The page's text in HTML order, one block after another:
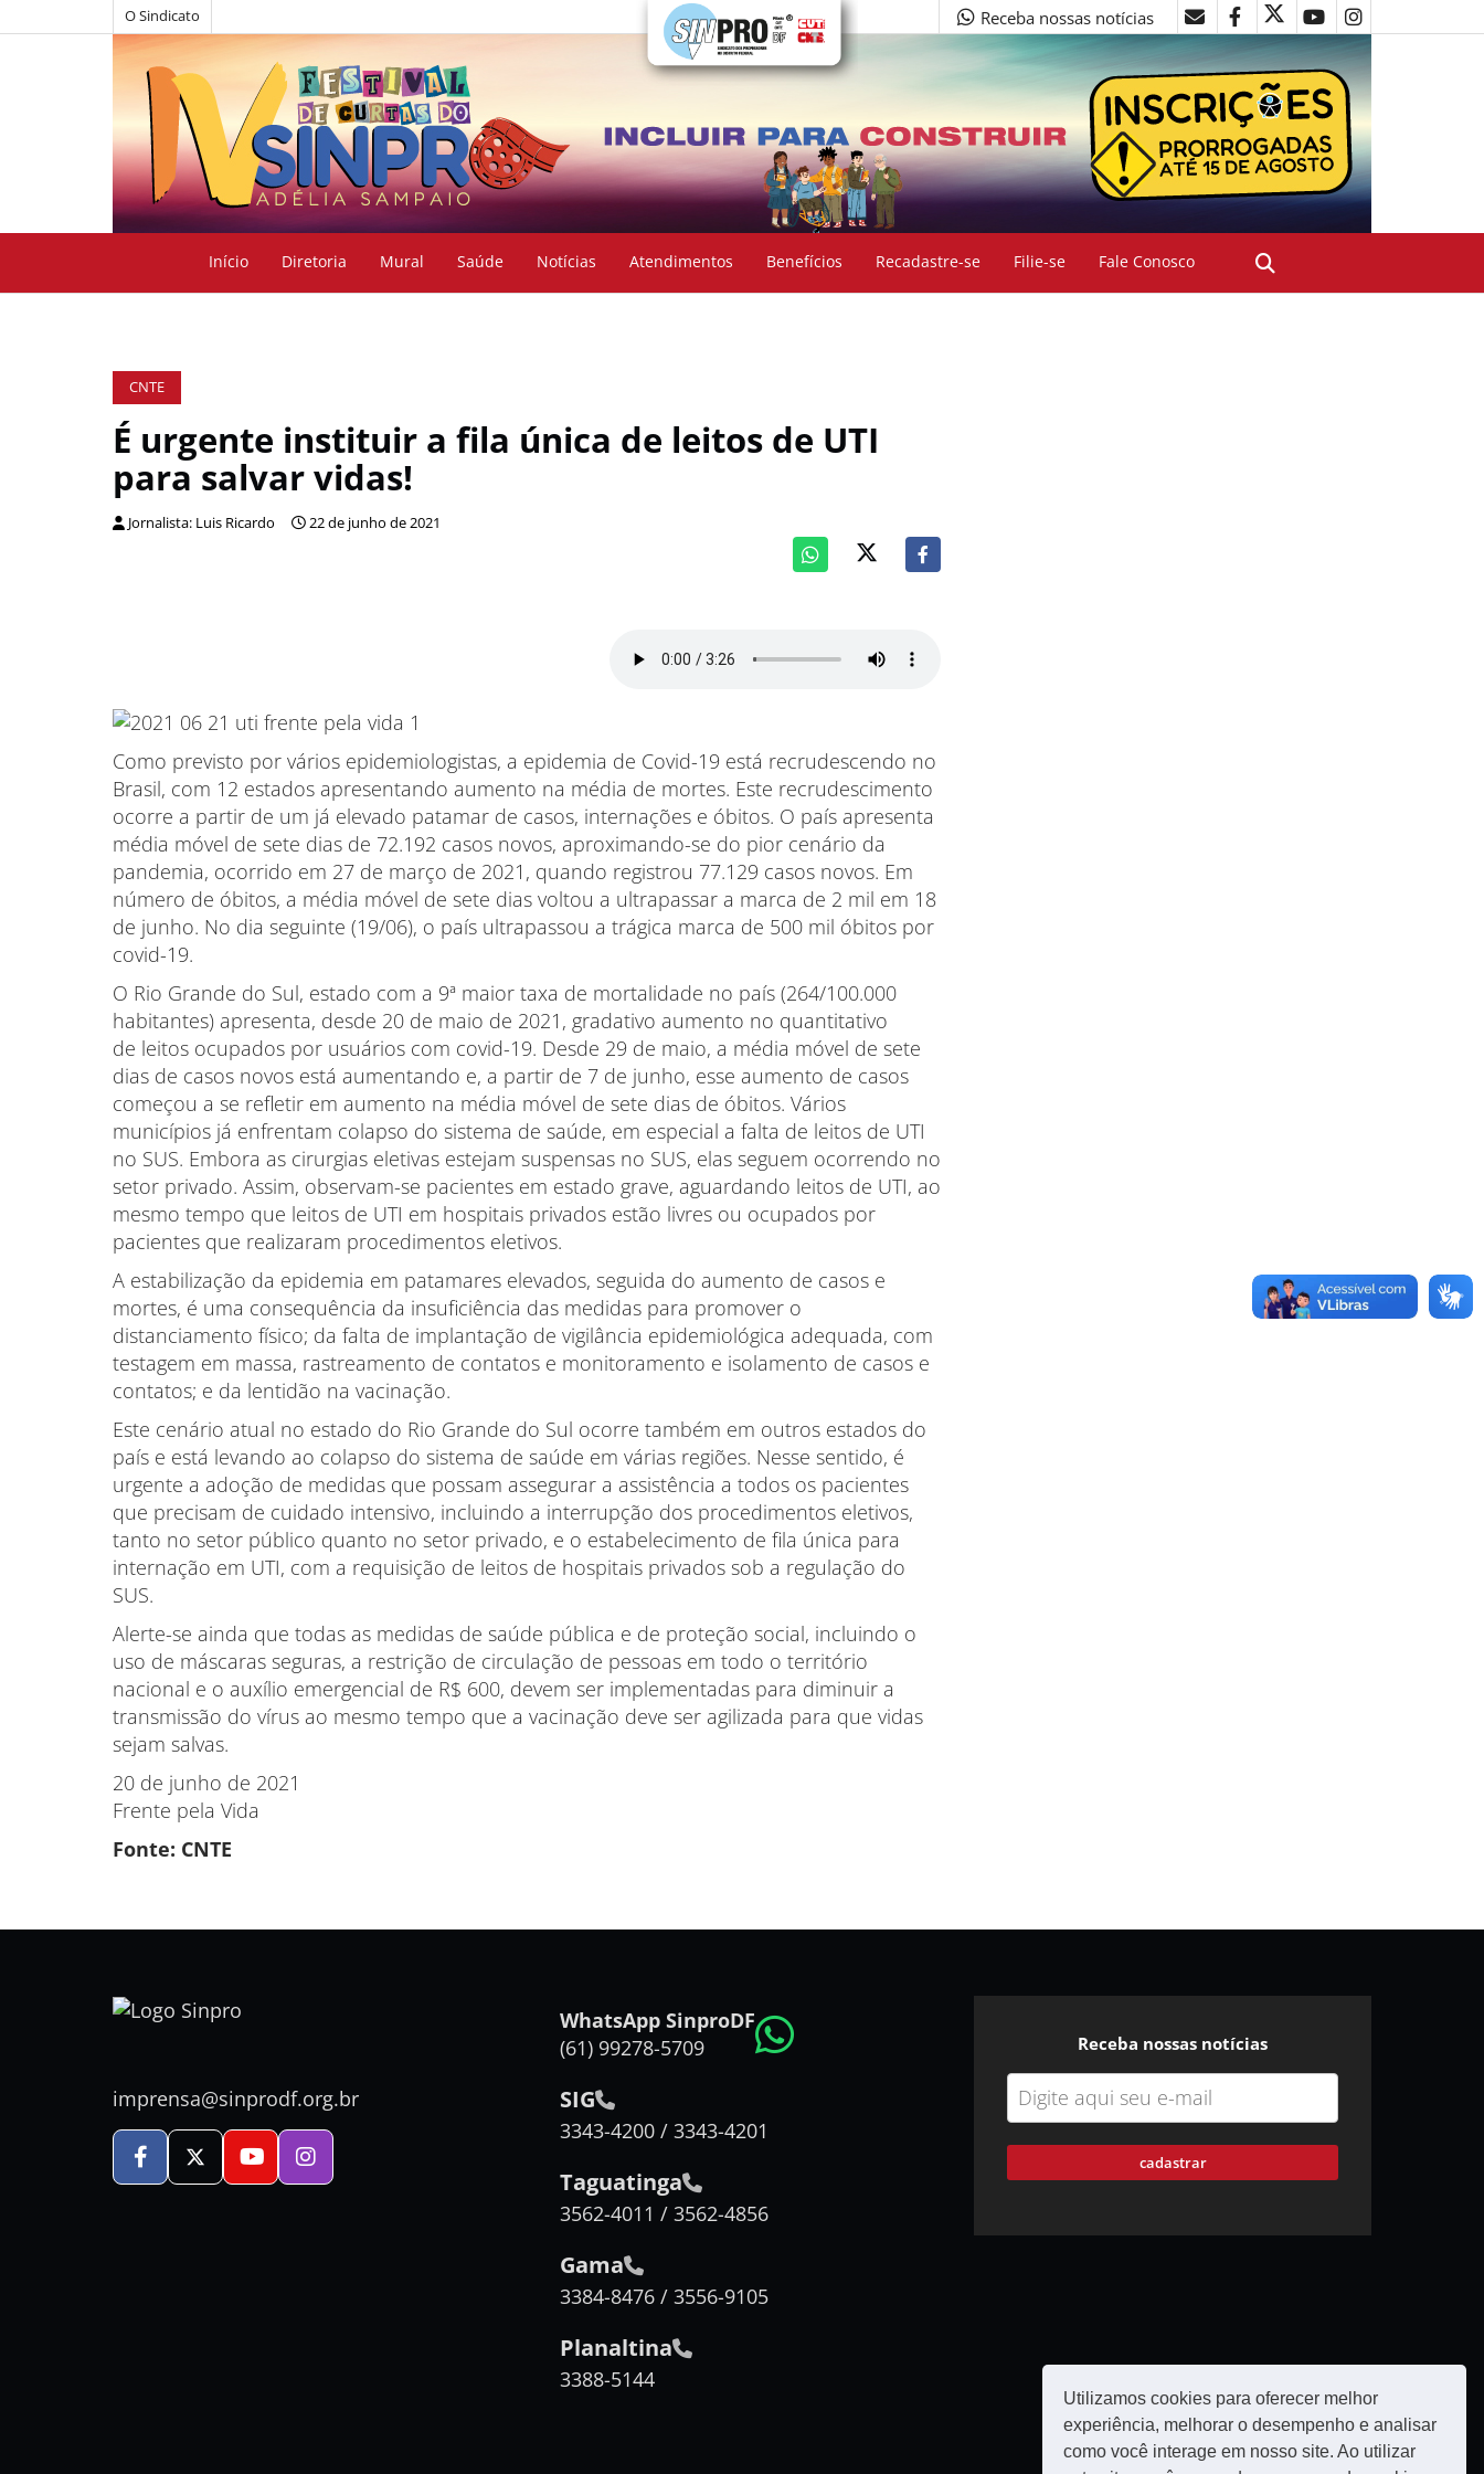
Utilizamos cookies para oferecer melhor
experiência, melhorar o desempenho e analisar
como você interage em nosso site. Ao utilizar
O Sindicato Receba nossas notícias
Início Diretoria Mural Saúde Notícias Atendimentos Benefícios Recadastre-se Filie-se Fale Conosco
CNTE
É urgente instituir a fila única de leitos de UTI
para salvar vidas!
Jornalista: Luis Ricardo 22 de junho de 2021
Como previsto por vários epidemiologistas, a epidemia de Covid-19 está recrudescendo no
Brasil, com 12 estados apresentando aumento na média de mortes. Este recrudescimento
ocorre a partir de um já elevado patamar de casos, internações e óbitos. O país apresenta
média móvel de sete dias de 72.192 casos novos, aproximando-se do pior cenário da
pandemia, ocorrido em 27 de março de 2021, quando registrou 77.129 casos novos. Em
número de óbitos, a média móvel de sete dias voltou a ultrapassar a marca de 2 mil em 18
de junho. No dia seguinte (19/06), o país ultrapassou a trágica marca de 500 mil óbitos por
covid-19.
O Rio Grande do Sul, estado com a 9ª maior taxa de mortalidade no país (264/100.000
habitantes) apresenta, desde 20 de maio de 2021, gradativo aumento no quantitativo
de leitos ocupados por usuários com covid-19. Desde 29 de maio, a média móvel de sete
dias de casos novos está aumentando e, a partir de 7 de junho, esse aumento de casos
começou a se refletir em aumento na média móvel de sete dias de óbitos. Vários
municípios já enfrentam colapso do sistema de saúde, em especial a falta de leitos de UTI
no SUS. Embora as cirurgias eletivas estejam suspensas no SUS, elas seguem ocorrendo no
setor privado. Assim, observam-se pacientes em estado grave, aguardando leitos de UTI, ao
mesmo tempo que leitos de UTI em hospitais privados estão livres ou ocupados por
pacientes que realizaram procedimentos eletivos.
A estabilização da epidemia em patamares elevados, seguida do aumento de casos e
mortes, é uma consequência da insuficiência das medidas para promover o
distanciamento físico; da falta de implantação de vigilância epidemiológica adequada, com
testagem em massa, rastreamento de contatos e monitoramento e isolamento de casos e
contatos; e da lentidão na vacinação.
Este cenário atual no estado do Rio Grande do Sul ocorre também em outros estados do
país e está levando ao colapso do sistema de saúde em várias regiões. Nesse sentido, é
urgente a adoção de medidas que possam assegurar a assistência a todos os pacientes
que precisam de cuidado intensivo, incluindo a interrupção dos procedimentos eletivos,
tanto no setor público quanto no setor privado, e o estabelecimento de fila única para
internação em UTI, com a requisição de leitos de hospitais privados sob a regulação do
SUS.
Alerte-se ainda que todas as medidas de saúde pública e de proteção social, incluindo o
uso de máscaras seguras, a restrição de circulação de pessoas em todo o território
nacional e o auxílio emergencial de R$ 600, devem ser implementadas para diminuir a
transmissão do vírus ao mesmo tempo que a vacinação deve ser agilizada para que vidas
sejam salvas.
20 de junho de 2021
Frente pela Vida
Fonte: CNTE
imprensa@sinprodf.org.br
WhatsApp SinproDF
(61) 99278-5709
SIG
3343-4200 / 3343-4201
Taguatinga
3562-4011 / 3562-4856
Gama
3384-8476 / 3556-9105
Planaltina
3388-5144
Receba nossas notícias
cadastrar